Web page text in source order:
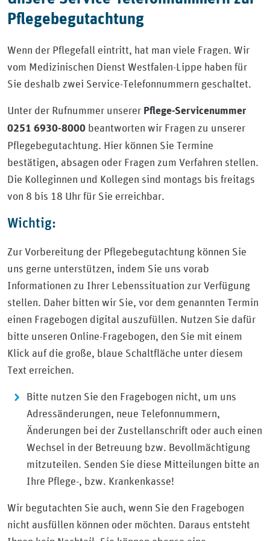
Pflegebegutachtung
Wenn der Pflegefall eintritt, hat man viele Fragen. Wir
vom Medizinischen Dienst Westfalen-Lippe haben für
Sie deshalb zwei Service-Telefonnummern geschaltet.
Unter der Rufnummer unserer Pflege-Servicenummer
0251 6930-8000 beantworten wir Fragen zu unserer
Pflegebegutachtung. Hier können Sie Termine
bestätigen, absagen oder Fragen zum Verfahren stellen.
Die Kolleginnen und Kollegen sind montags bis freitags
von 8 bis 18 Uhr für Sie erreichbar.
Wichtig:
Zur Vorbereitung der Pflegebegutachtung können Sie
uns gerne unterstützen, indem Sie uns vorab
Informationen zu Ihrer Lebenssituation zur Verfügung
stellen. Daher bitten wir Sie, vor dem genannten Termin
einen Fragebogen digital auszufüllen. Nutzen Sie dafür
bitte unseren Online-Fragebogen, den Sie mit einem
Klick auf die große, blaue Schaltfläche unter diesem
Text erreichen.
Bitte nutzen Sie den Fragebogen nicht, um uns
Adressänderungen, neue Telefonnummern,
Änderungen bei der Zustellanschrift oder auch einen
Wechsel in der Betreuung bzw. Bevollmächtigung
mitzuteilen. Senden Sie diese Mitteilungen bitte an
Ihre Pflege-, bzw. Krankenkasse!
Wir begutachten Sie auch, wenn Sie den Fragebogen
nicht ausfüllen können oder möchten. Daraus entsteht